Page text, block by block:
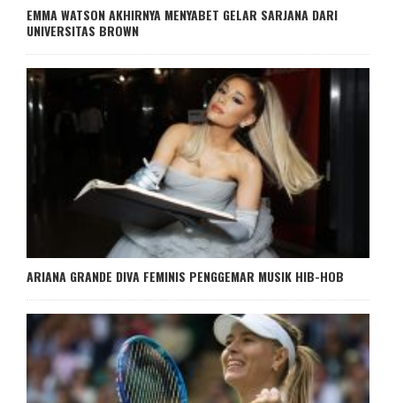
EMMA WATSON AKHIRNYA MENYABET GELAR SARJANA DARI
UNIVERSITAS BROWN
ARIANA GRANDE DIVA FEMINIS PENGGEMAR MUSIK HIB-HOB